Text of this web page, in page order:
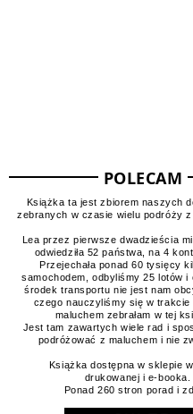
Mapa odwiedzonych
POLECAM
Książka ta jest zbiorem naszych
zebranych w czasie wielu podróży z
Lea przez pierwsze dwadzieścia
odwiedziła 52 państwa, na 4
Przejechała ponad 60 tysięcy
samochodem, odbyliśmy 25 lotów i
środek transportu nie jest nam
czego nauczyliśmy się w
maluchem zebrałam w tej
Jest tam zawartych wiele rad i
podróżować z maluchem i nie
Książka dostępna w sklepie w
drukowanej i e-booka.